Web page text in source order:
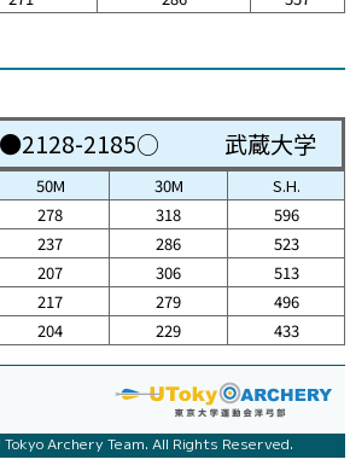
●2128-2185○ 武蔵大学
50M 30M
S.H.
278 318
596
237 286
523
207 306
513
217 279
496
204 229 433
Archery Team. All Rights Reserved.